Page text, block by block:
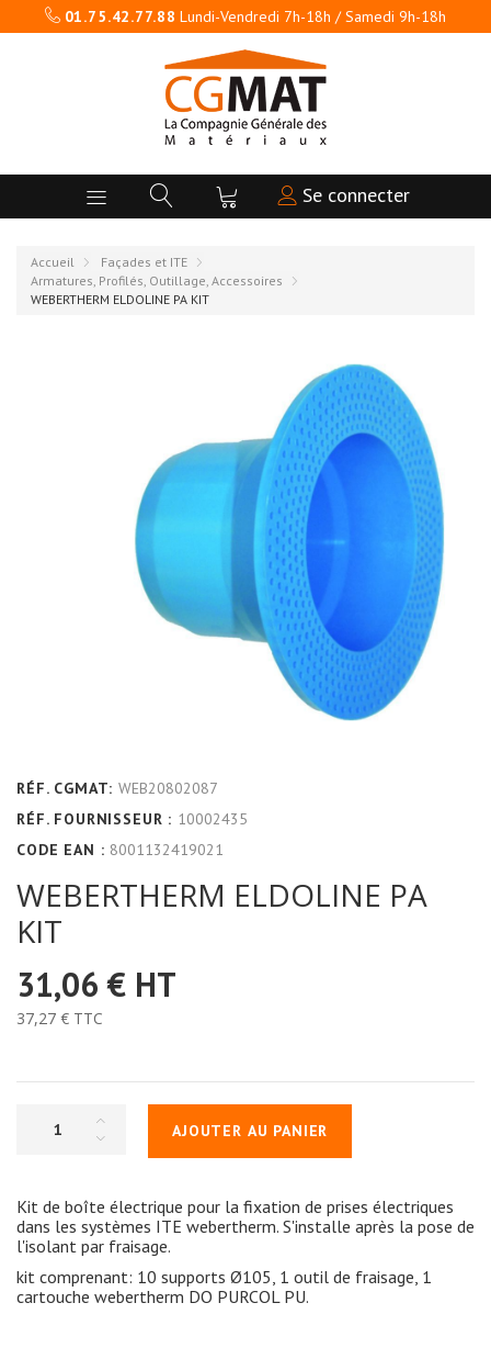
01.75.42.77.88 Lundi-Vendredi 7h-18h / Samedi 9h-18h
Se connecter
Accueil
Façades et ITE
Armatures, Profilés, Outillage, Accessoires
WEBERTHERM ELDOLINE PA KIT
RÉF. CGMAT: WEB20802087
RÉF. FOURNISSEUR : 10002435
CODE EAN : 8001132419021
WEBERTHERM ELDOLINE PA
KIT
31,06 € HT
37,27 € TTC
AJOUTER AU PANIER
Kit de boîte électrique pour la fixation de prises électriques
dans les systèmes ITE webertherm. S'installe après la pose de
l'isolant par fraisage.
kit comprenant: 10 supports Ø105, 1 outil de fraisage, 1
cartouche webertherm DO PURCOL PU.